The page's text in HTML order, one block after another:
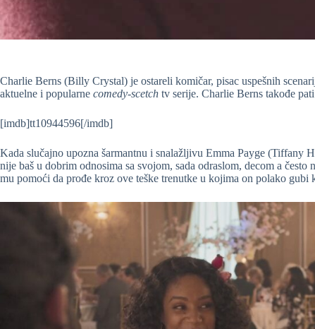
Charlie Berns (Billy Crystal) je ostareli komičar, pisac uspešnih
aktuelne i popularne comedy-scetch tv serije. Charlie Berns takođe
[imdb]tt10944596[/imdb]
Kada slučajno upozna šarmantnu i snalažljivu Emma Payge (Tiffany
nije baš u dobrim odnosima sa svojom, sada odraslom, decom a
mu pomoći da prođe kroz ove teške trenutke u kojima on polako gubi